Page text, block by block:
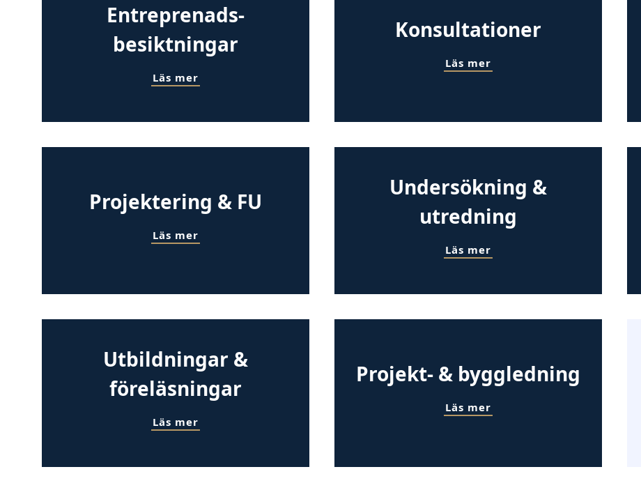
Entreprenads­
besiktningar
Läs mer
Konsultationer
Läs mer
Projektering & FU
Läs mer
Undersökning &
utredning
Läs mer
Utbildningar &
föreläsningar
Läs mer
Projekt- & byggledning
Läs mer